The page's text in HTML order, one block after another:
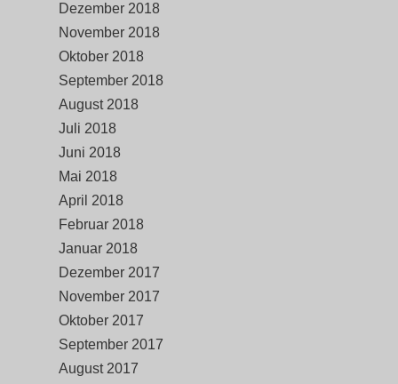
Dezember 2018
November 2018
Oktober 2018
September 2018
August 2018
Juli 2018
Juni 2018
Mai 2018
April 2018
Februar 2018
Januar 2018
Dezember 2017
November 2017
Oktober 2017
September 2017
August 2017